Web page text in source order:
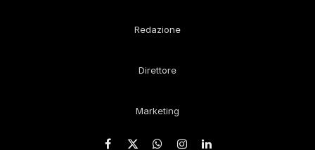
Redazione
Direttore
Marketing